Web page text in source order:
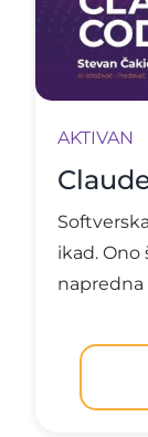
AKTIVAN
ikad. Ono
napredna